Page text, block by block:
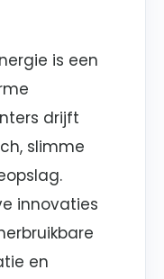
is een
drijft
slimme
innovaties
en